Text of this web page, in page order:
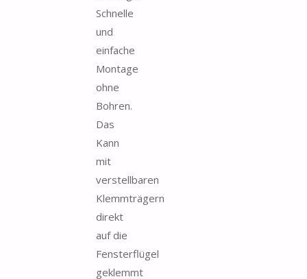
Schnelle
und
einfache
Montage
ohne
Bohren.
Das
Kann
mit
verstellbaren
Klemmträgern
direkt
auf die
Fensterflügel
geklemmt